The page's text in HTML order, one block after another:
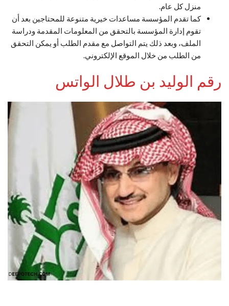
منزل كل عام.
كما تقدم المؤسسة مساعدات خيرية متنوعة للمحتاجين بعد أن
تقوم إدارة المؤسسة بالتحقق من المعلومات المقدمة ودراسة
الملف، وبعد ذلك يتم التواصل مع مقدم الطلب أو يمكن التحقق
من الطلب من خلال الموقع الإلكتروني.
رقم الوليد بن طلال الواتس